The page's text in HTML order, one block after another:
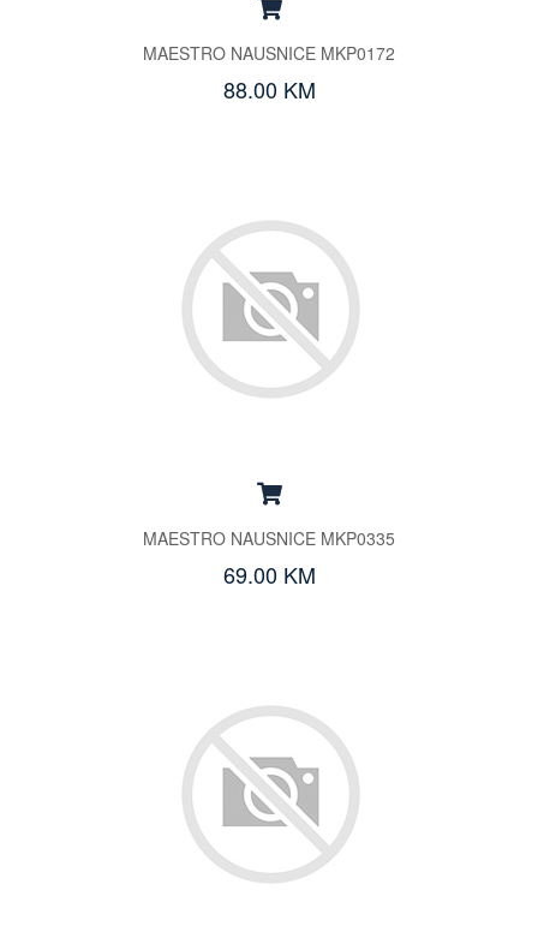
MAESTRO NAUSNICE MKP0172
88.00 KM
MAESTRO NAUSNICE MKP0335
69.00 KM